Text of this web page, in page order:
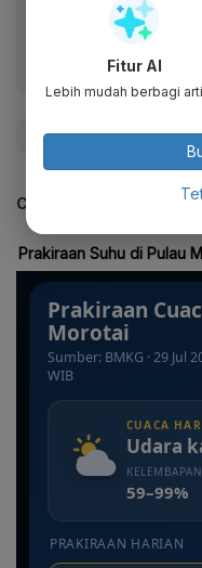
fitur menarik lainnya
#BMKG #Evergreen
CEK JUGA DATA INI
Fitur AI
Lebih mudah berbagi